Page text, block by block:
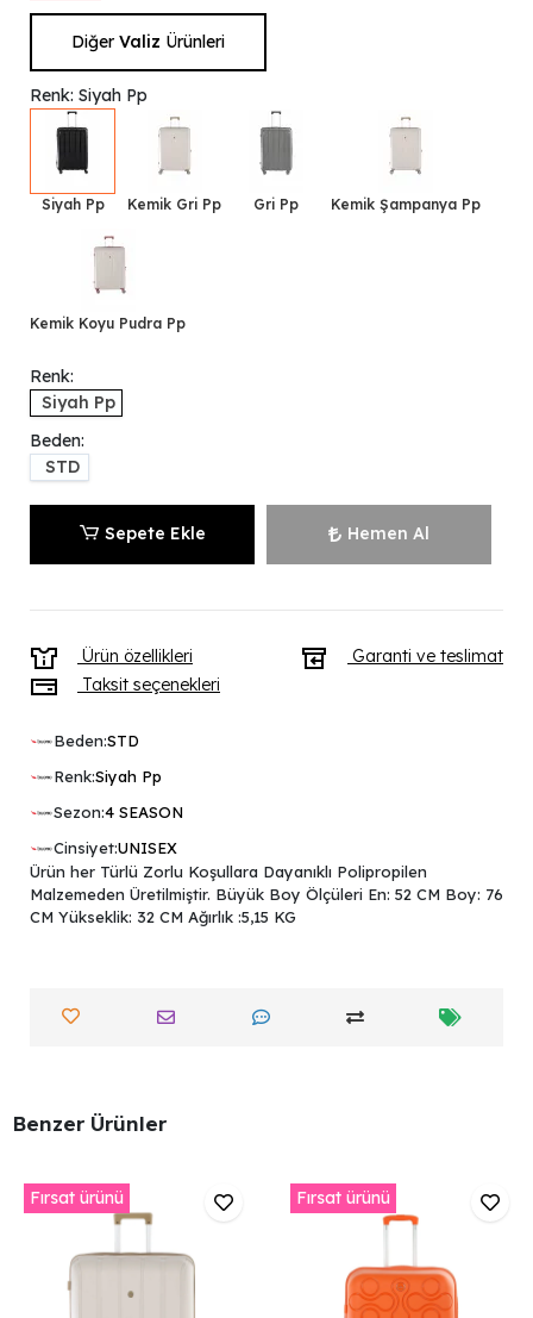
Diğer Valiz Ürünleri
Renk: Siyah Pp
Siyah Pp Kemik Gri Pp Gri Pp Kemik Şampanya Pp
Kemik Koyu Pudra Pp
Renk:
Siyah Pp
Beden:
STD
Sepete Ekle Hemen Al
Ürün özellikleri
Garanti ve teslimat
Taksit seçenekleri
Beden:STD
Renk:Siyah Pp
Sezon:4 SEASON
Cinsiyet:UNISEX
Ürün her Türlü Zorlu Koşullara Dayanıklı Polipropilen
Malzemeden Üretilmiştir. Büyük Boy Ölçüleri En: 52 CM Boy: 76
CM Yükseklik: 32 CM Ağırlık :5,15 KG
Benzer Ürünler
Fırsat ürünü Fırsat ürünü